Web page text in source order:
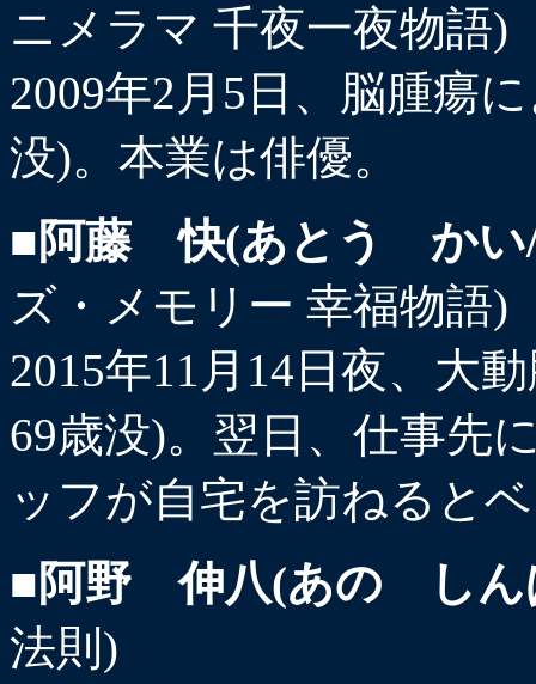
ニメラマ 千夜一夜物語)
2009年2月5日、脳腫瘍
没)。本業は俳優。
■阿藤 快(あとう かい/
ズ・メモリー 幸福物語)
2015年11月14日夜、大
69歳没)。翌日、仕事先
ッフが自宅を訪ねると
■阿野 伸八(あの しん
法則)